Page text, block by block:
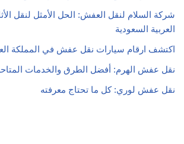
شركة السلام لنقل العفش: الحل الأمثل لنقل
العربية السعودية
اكتشف ارقام سيارات نقل عفش في المملكة
نقل عفش الهرم: أفضل الطرق والخدمات
نقل عفش لوري: كل ما تحتاج معرفته